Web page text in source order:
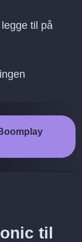
til på
til